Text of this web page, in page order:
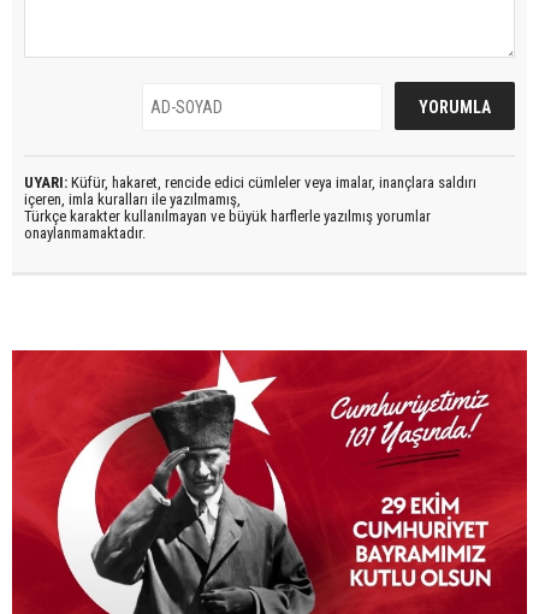
UYARI: Küfür, hakaret, rencide edici cümleler veya imalar, inançlara saldırı
içeren, imla kuralları ile yazılmamış,
Türkçe karakter kullanılmayan ve büyük harflerle yazılmış yorumlar
onaylanmamaktadır.